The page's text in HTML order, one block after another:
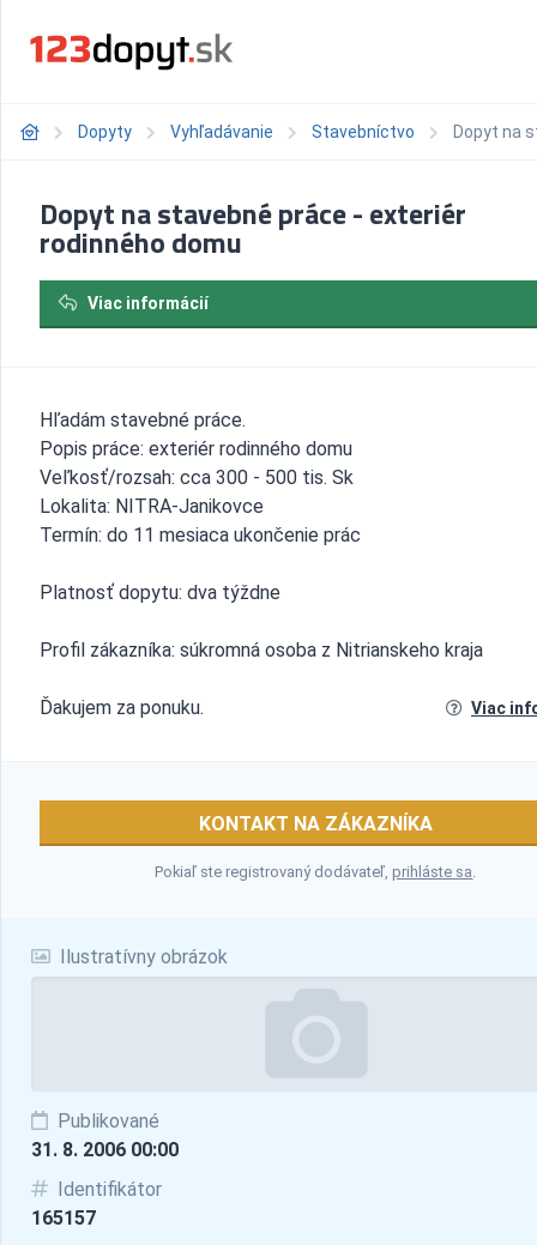
Dopyty Vyhľadávanie Stavebníctvo Dopyt na
Ilustratívny obrázok
Publikované
31. 8. 2006 00:00
Identifikátor
165157
Dopyt na stavebné práce - exteriér
rodinného domu
Viac informácií
Hľadám stavebné práce.
Popis práce: exteriér rodinného domu
Veľkosť/rozsah: cca 300 - 500 tis. Sk
Lokalita: NITRA-Janikovce
Termín: do 11 mesiaca ukončenie prác
Platnosť dopytu: dva týždne
Profil zákazníka: súkromná osoba z Nitrianskeho kraja
Ďakujem za ponuku. Viac
KONTAKT NA ZÁKAZNÍKA
Pokiaľ ste registrovaný dodávateľ,prihláste sa.